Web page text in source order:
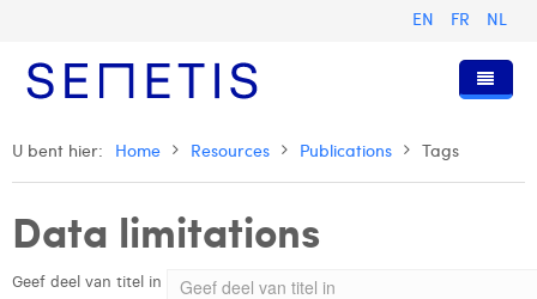
EN FR NL
Home
Diensten
Digital Advertising
Digital Business Intelligence
Wie zijn wij
Onze Geschiedenis
Pers & Publicaties
U bent hier: Home Resources Publications Tags
Data limitations
Geef deel van titel in